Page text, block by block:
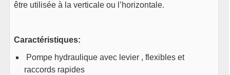
être utilisée à la verticale ou l’horizontale.
Caractéristiques:
Pompe hydraulique avec levier , flexibles et
raccords rapides